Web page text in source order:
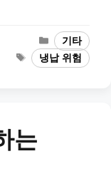
Categories
기타
Tags냉납 위험
는